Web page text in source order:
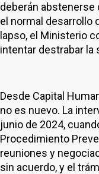
deberán abstenerse
el normal desarrollo
lapso, el Ministerio
intentar destrabar la
Desde Capital
no es nuevo. La
junio de 2024,
Procedimiento
reuniones y
sin acuerdo, y el